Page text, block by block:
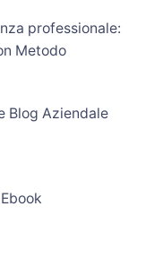
professionale:
Metodo
Blog Aziendale